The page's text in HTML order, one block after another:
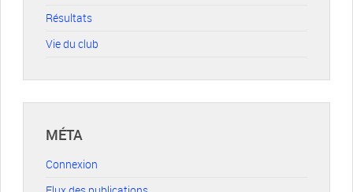
Résultats
Vie du club
MÉTA
Connexion